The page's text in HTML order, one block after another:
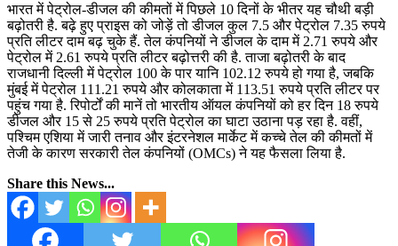
भारत में पेट्रोल-डीजल की कीमतों में पिछले 10 दिनों के भीतर यह चौथी बड़ी
बढ़ोतरी है. बढ़े हुए प्राइस को जोड़ें तो डीजल कुल 7.5 और पेट्रोल 7.35 रुपये
प्रति लीटर दाम बढ़ चुके हैं. तेल कंपनियों ने डीजल के दाम में 2.71 रुपये और
पेट्रोल में 2.61 रुपये प्रति लीटर बढ़ोत्तरी की है. ताजा बढ़ोतरी के बाद
राजधानी दिल्ली में पेट्रोल 100 के पार यानि 102.12 रुपये हो गया है, जबकि
मुंबई में पेट्रोल 111.21 रुपये और कोलकाता में 113.51 रुपये प्रति लीटर पर
पहुंच गया है. रिपोर्टों की मानें तो भारतीय ऑयल कंपनियों को हर दिन 18 रुपये
डीजल और 15 से 25 रुपये प्रति पेट्रोल का घाटा उठाना पड़ रहा है. वहीं,
पश्चिम एशिया में जारी तनाव और इंटरनेशल मार्केट में कच्चे तेल की कीमतों में
तेजी के कारण सरकारी तेल कंपनियों (OMCs) ने यह फैसला लिया है.
Share this News...